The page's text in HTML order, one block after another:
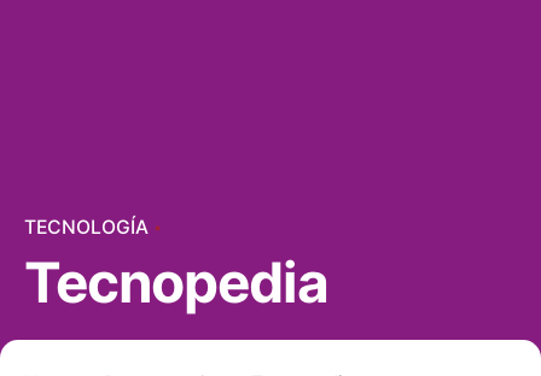
TECNOLOGÍA
Tecnopedia